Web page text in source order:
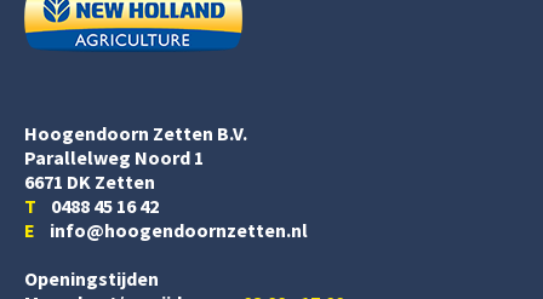
Hoogendoorn Zetten B.V.
Parallelweg Noord 1
6671 DK Zetten
T 0488 45 16 42
E info@hoogendoornzetten.nl
Openingstijden